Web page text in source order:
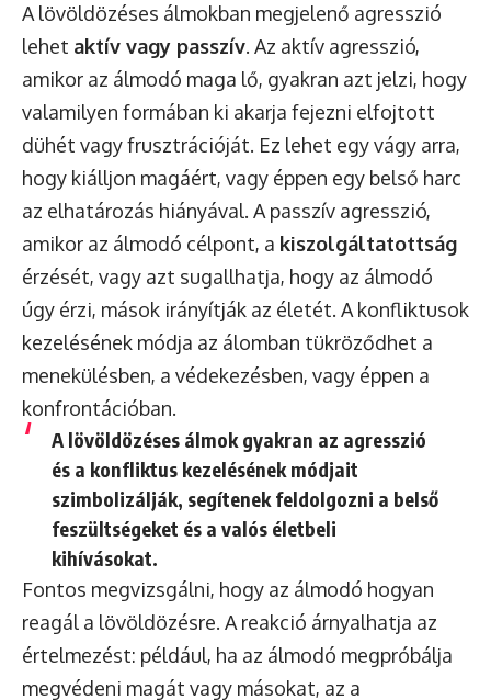
A lövöldözéses álmokban megjelenő agresszió
lehet aktív vagy passzív. Az aktív agresszió,
amikor az álmodó maga lő, gyakran azt jelzi, hogy
valamilyen formában ki akarja fejezni elfojtott
dühét vagy frusztrációját. Ez lehet egy vágy arra,
hogy kiálljon magáért, vagy éppen egy belső harc
az elhatározás hiányával. A passzív agresszió,
amikor az álmodó célpont, a kiszolgáltatottság
érzését, vagy azt sugallhatja, hogy az álmodó
úgy érzi, mások irányítják az életét. A konfliktusok
kezelésének módja az álomban tükröződhet a
menekülésben, a védekezésben, vagy éppen a
konfrontációban.
A lövöldözéses álmok gyakran az agresszió
és a konfliktus kezelésének módjait
szimbolizálják, segítenek feldolgozni a belső
feszültségeket és a valós életbeli
kihívásokat.
Fontos megvizsgálni, hogy az álmodó hogyan
reagál a lövöldözésre. A reakció árnyalhatja az
értelmezést: például, ha az álmodó megpróbálja
megvédeni magát vagy másokat, az a